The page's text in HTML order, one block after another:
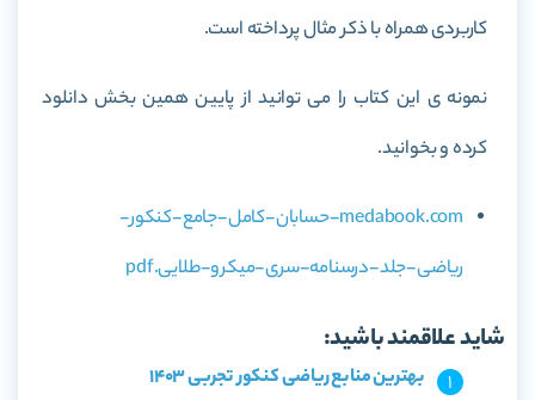
کاربردی همراه با ذکر مثال پرداخته است.
نمونه ی این کتاب را می توانید از پایین همین بخش دانلود
کرده و بخوانید.
medabook.com-حسابان-کامل-جامع-کنکور-
ریاضی-جلد-درسنامه-سری-میکرو-طلایی.pdf
شاید علاقمند باشید:
بهترین منابع ریاضی کنکور تجربی 1403